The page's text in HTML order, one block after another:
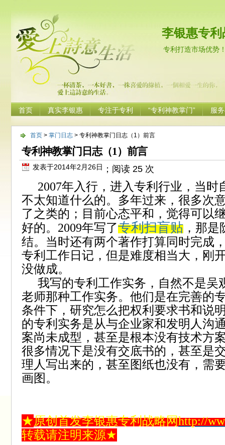
李银惠专利
专利打造市场优势
首页 真实李银惠 专注于专利 “专利神教掌门” 服
首页 > 掌门日志 > 专利神教掌门日志（1）前言
专利神教掌门日志（1）前言
发表于2014年2月26日 ；阅读 25 次
2007年入行，进入专利行业，当时
不太知道什么的。多年过来，很多次
了之类的；目前心态平和，觉得可以
好的。 2009年写了专利扫盲贴 ，那
结。当时还有两个著作打算同时完成
专利工作日记，但是难度相当大，刚
没做成。
我写的专利工作实务，自然不是吴
老师那种工作实务。他们是在完善的
条件下，研究怎么把权利要求书和说
的专利实务是从与企业家和发明人沟
案尚未成型，甚至是根本没有技术方
很多情况下是没有交底书的，甚至是
理人写出来的，甚至图纸也没有，需
画图。
★原创首发李银惠专利战略网http://
转载请注明来源★